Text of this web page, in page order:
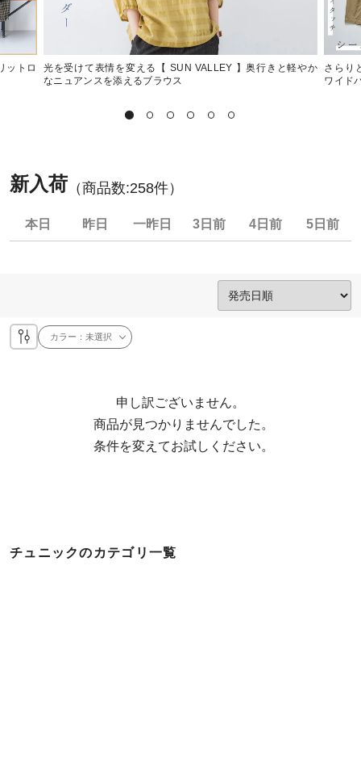
ットロ
光を受けて表情を変える【 SUN VALLEY 】奥行きと軽やか
なニュアンスを添えるブラウス
さらり
ワイド
新入荷 （商品数:258件）
本日 昨日 一昨日 3日前 4日前 5日前
カラー：未選択
申し訳ございません。
  条件を変えてお試しください。
チュニックのカテゴリ一覧